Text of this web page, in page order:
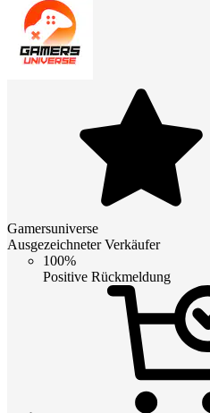
Gamersuniverse
Ausgezeichneter Verkäufer
100%
Positive Rückmeldung